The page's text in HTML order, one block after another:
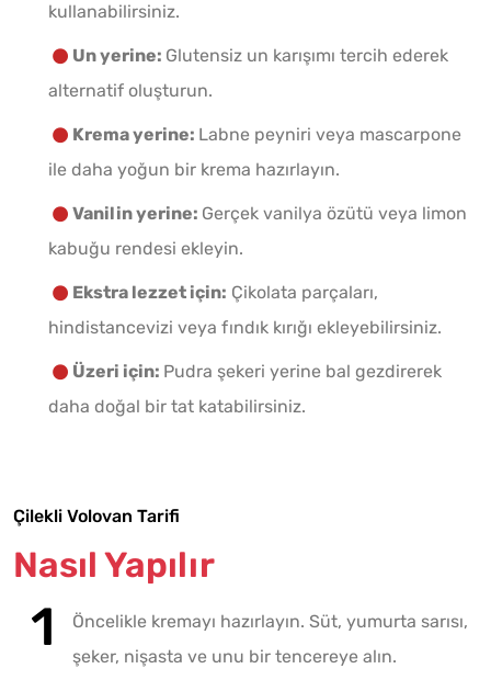
kullanabilirsiniz.
Un yerine: Glutensiz un karışımı tercih ederek
alternatif oluşturun.
Krema yerine: Labne peyniri veya mascarpone
ile daha yoğun bir krema hazırlayın.
Vanilin yerine: Gerçek vanilya özütü veya limon
kabuğu rendesi ekleyin.
Ekstra lezzet için: Çikolata parçaları,
hindistancevizi veya fındık kırığı ekleyebilirsiniz.
Üzeri için: Pudra şekeri yerine bal gezdirerek
daha doğal bir tat katabilirsiniz.
Çilekli Volovan Tarifi
Nasıl Yapılır
Öncelikle kremayı hazırlayın. Süt, yumurta sarısı,
şeker, nişasta ve unu bir tencereye alın.